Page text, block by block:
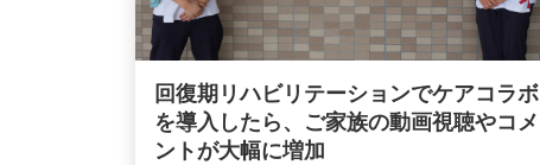
回復期リハビリテーションでケアコラボ
を導入したら、ご家族の動画視聴やコメ
ントが大幅に増加